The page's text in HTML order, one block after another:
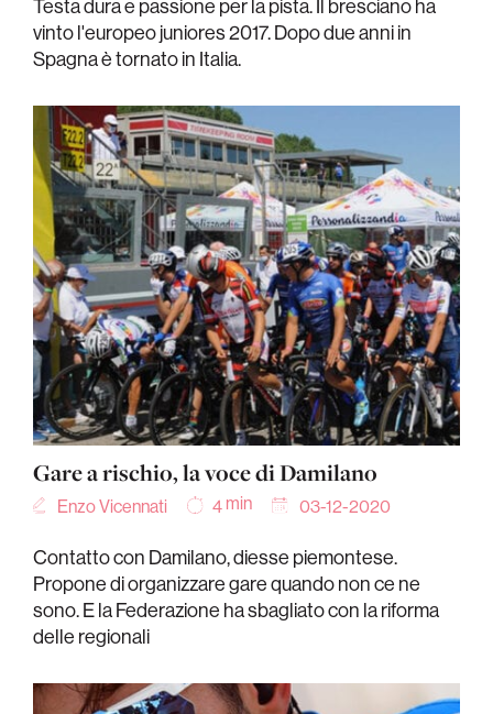
Testa dura e passione per la pista. Il bresciano ha
vinto l'europeo juniores 2017. Dopo due anni in
Spagna è tornato in Italia.
Gare a rischio, la voce di Damilano
Enzo Vicennati 4 min 03-12-2020
Contatto con Damilano, diesse piemontese.
Propone di organizzare gare quando non ce ne
sono. E la Federazione ha sbagliato con la riforma
delle regionali